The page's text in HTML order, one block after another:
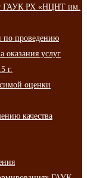
ГАУК РХ «НЦНТ им.
по проведению
оказания услуг
г.
оценки
качества